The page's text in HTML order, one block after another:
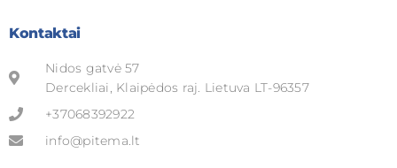
Kontaktai
Nidos gatvė 57
Dercekliai, Klaipėdos raj. Lietuva LT-96357
+37068392922
info@pitema.lt